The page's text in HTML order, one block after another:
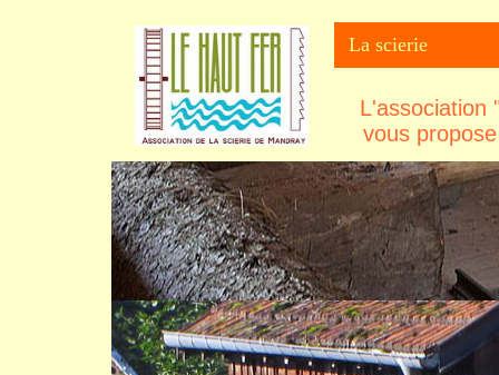
La scierie
L'association
vous